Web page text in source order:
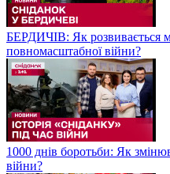
БЕРДИЧІВ: Як розвивається
повномасштабної війни?
1000 днів боротьби: Як
війни?